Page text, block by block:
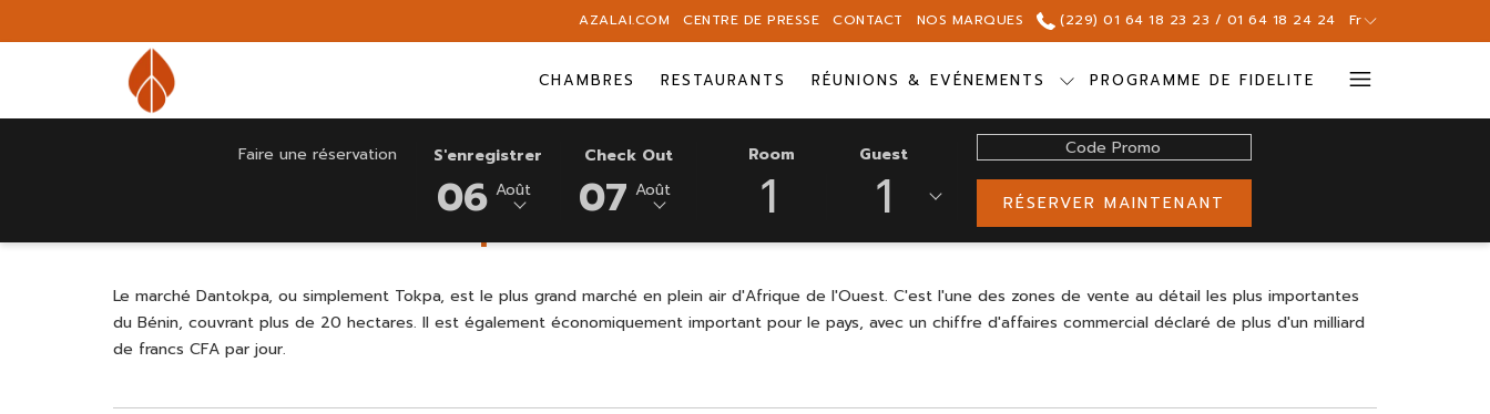
AZALAI.COM CENTRE DE PRESSE CONTACT NOS MARQUES (229) 01 64 18 23 23 / 01 64 18 24 24 Fr
CHAMBRES RESTAURANTS RÉUNIONS & EVÉNEMENTS PROGRAMME DE FIDELITE
Menu
Faire une réservation S'enregistrer
CE
BOUTON
OUVRE
POUR
SÉLECTIONNER
DATE
D'ARRIVÉE
SÉLECTIONNÉE
AOÛT
2026.
06 Août
Check Out
CE
BOUTON
OUVRE
POUR
SÉLECTIONNER
DATE
DE
DÉPART
AOÛT
2026.
07 Août
Room
1
Guest
1
RÉSERVER MAINTENANT
Attractions Marché Dantokpa
Marché Dantokpa
Le marché Dantokpa, ou simplement Tokpa, est le plus grand marché en plein air d'Afrique de l'Ouest. C'est l'une des zones de vente au détail les plus importantes
du Bénin, couvrant plus de 20 hectares. Il est également économiquement important pour le pays, avec un chiffre d'affaires commercial déclaré de plus d'un milliard
de francs CFA par jour.